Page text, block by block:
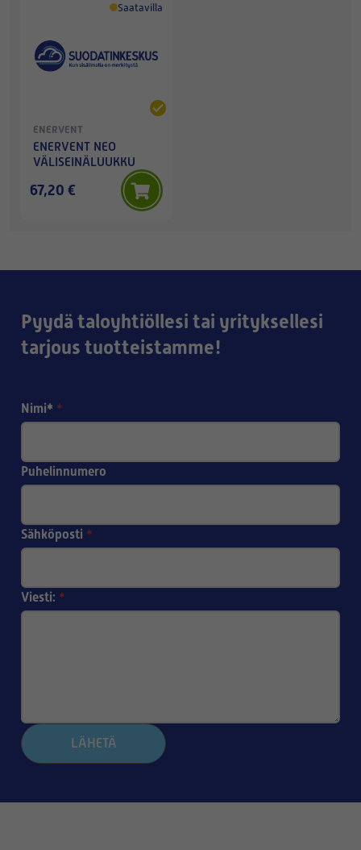
Saatavilla
ENERVENT
ENERVENT NEO
VÄLISEINÄLUUKKU
67,20 €
Pyydä taloyhtiöllesi tai yrityksellesi
tarjous tuotteistamme!
Nimi* *
Puhelinnumero
Sähköposti *
Viesti: *
LÄHETÄ